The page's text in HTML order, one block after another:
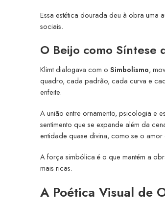
Essa estética dourada deu à obra uma
sociais.
O Beijo como Síntese
Klimt dialogava com o Simbolismo,
quadro, cada padrão, cada curva e
enfeite.
A união entre ornamento, psicologia e
sentimento que se expande além da
entidade quase divina, como se o
A força simbólica é o que mantém a
mais ricas.
A Poética Visual de